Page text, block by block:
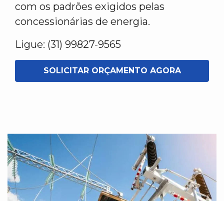
com os padrões exigidos pelas
concessionárias de energia.
Ligue: (31) 99827-9565
SOLICITAR ORÇAMENTO AGORA